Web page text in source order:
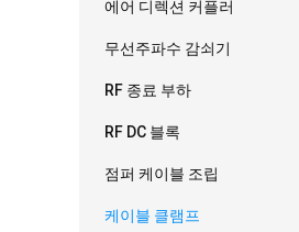
에어 디렉션 커플러
무선주파수 감쇠기
RF 종료 부하
RF DC 블록
점퍼 케이블 조립
케이블 클램프